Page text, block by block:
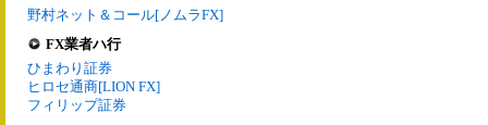
野村ネット＆コール[ノムラFX]
FX業者ハ行
ひまわり証券
ヒロセ通商[LION FX]
フィリップ証券